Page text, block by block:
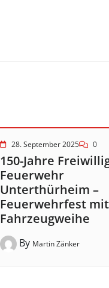
28. September 2025 0
150-Jahre
Feuerwehr
Unterthürheim –
Feuerwehrfest mit
Fahrzeugweihe
By Martin Zänker